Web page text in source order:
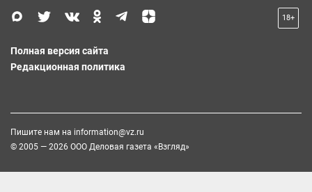
18+
Полная версия сайта
Редакционная политика
Пишите нам на information@vz.ru
© 2005 — 2026 ООО Деловая газета «Взгляд»